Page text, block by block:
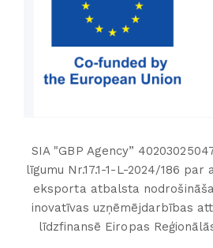
SIA "GBP Agency”
līgumu Nr.17.1-1-L-2024/186
eksporta atbalsta
inovatīvas uzņēmējdarbības
līdzfinansē Eiropas